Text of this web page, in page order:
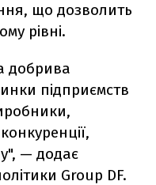
що дозволить
рівні.
добрива
підприємств
— додає
Group DF.